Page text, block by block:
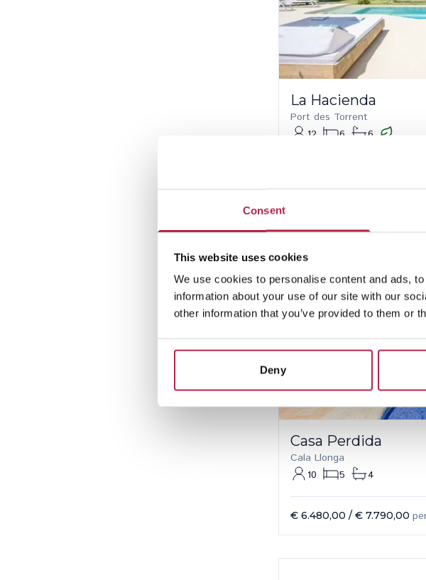
Consent
This website uses cookies
We use cookies to personalise content and ads,
information about your use of our site with our
other information that you’ve provided to them or
Deny
La Hacienda
Port des Torrent
12
6
6
Casa Perdida
Cala Llonga
10
5 4
€ 6.480,00 / € 7.790,00